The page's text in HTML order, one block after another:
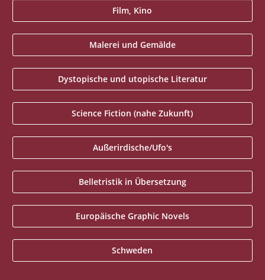
Film, Kino
Malerei und Gemälde
Dystopische und utopische Literatur
Science Fiction (nahe Zukunft)
Außerirdische/Ufo's
Belletristik in Übersetzung
Europäische Graphic Novels
Schweden